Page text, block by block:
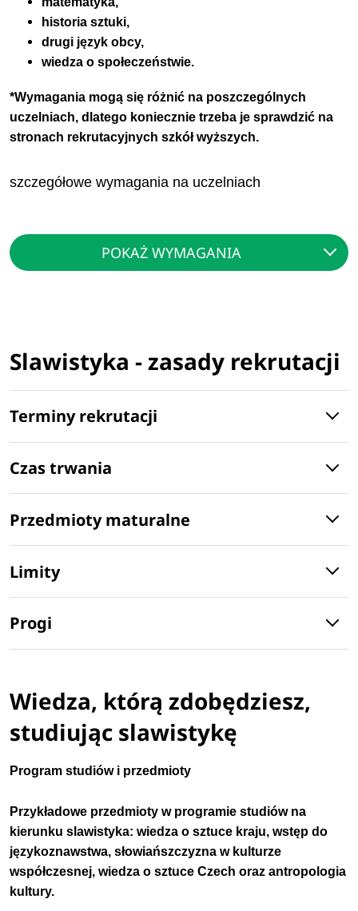
historia sztuki,
drugi język obcy,
wiedza o społeczeństwie.
*Wymagania mogą się różnić na poszczególnych
uczelniach, dlatego koniecznie trzeba je sprawdzić na
stronach rekrutacyjnych szkół wyższych.
szczegółowe wymagania na uczelniach
POKAŻ WYMAGANIA
Slawistyka - zasady rekrutacji
Terminy rekrutacji
Czas trwania
Przedmioty maturalne
Limity
Progi
Wiedza, którą zdobędziesz,
studiując slawistykę
Program studiów i przedmioty
Przykładowe przedmioty w programie studiów na
kierunku slawistyka: wiedza o sztuce kraju, wstęp do
językoznawstwa, słowiańszczyzna w kulturze
współczesnej, wiedza o sztuce Czech oraz antropologia
kultury.